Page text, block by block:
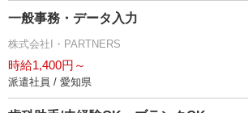
一般事務・データ入力
株式会社I・PARTNERS
時給1,400円～
派遣社員 / 愛知県